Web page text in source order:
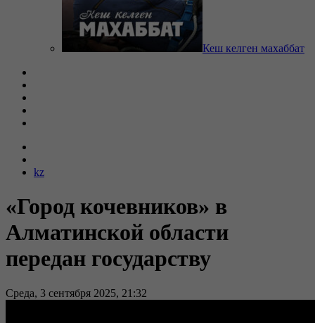
Кеш келген махаббат
kz
«Город кочевников» в
Алматинской области
передан государству
Среда, 3 сентября 2025, 21:32